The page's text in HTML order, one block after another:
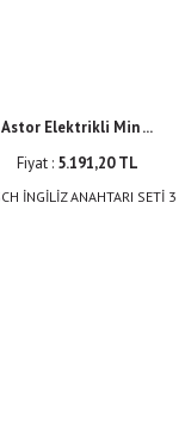
Astor Elektrikli Min ...
Fiyat : 5.191,20 TL